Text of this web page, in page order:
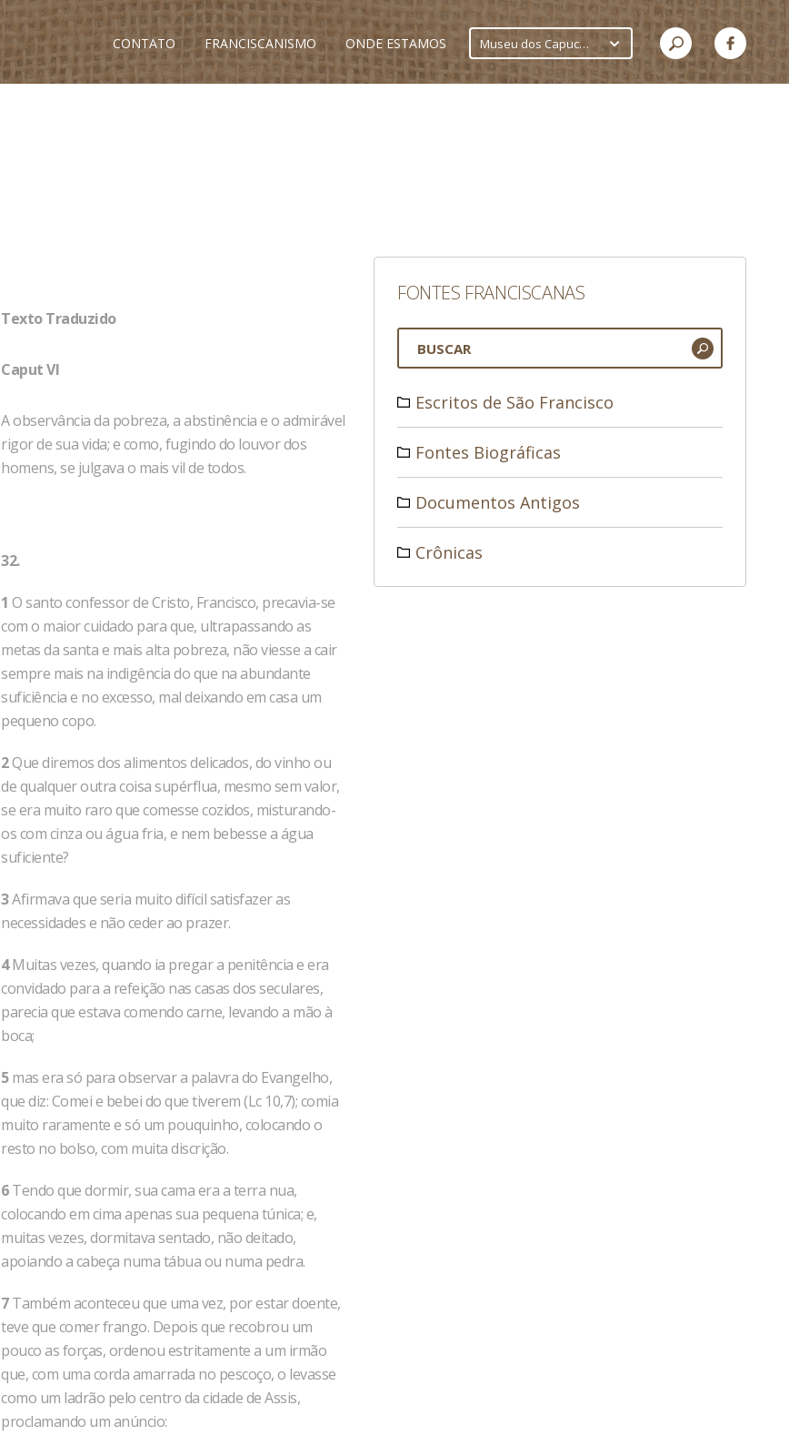
CONTATO FRANCISCANISMO ONDE ESTAMOS Museu dos Capuchinhos
Texto Traduzido
Caput VI
A observância da pobreza, a abstinência e o admirável
rigor de sua vida; e como, fugindo do louvor dos
homens, se julgava o mais vil de todos.
32.
1 O santo confessor de Cristo, Francisco, precavia-se
com o maior cuidado para que, ultrapassando as
metas da santa e mais alta pobreza, não viesse a cair
sempre mais na indigência do que na abundante
suficiência e no excesso, mal deixando em casa um
pequeno copo.
2Que diremos dos alimentos delicados, do vinho ou
de qualquer outra coisa supérflua, mesmo sem valor,
se era muito raro que comesse cozidos, misturando-
os com cinza ou água fria, e nem bebesse a água
suficiente?
3Afirmava que seria muito difícil satisfazer as
necessidades e não ceder ao prazer.
4Muitas vezes, quando ia pregar a penitência e era
convidado para a refeição nas casas dos seculares,
parecia que estava comendo carne, levando a mão à
boca;
5mas era só para observar a palavra do Evangelho,
que diz: Comei e bebei do que tiverem (Lc 10,7); comia
muito raramente e só um pouquinho, colocando o
resto no bolso, com muita discrição.
6Tendo que dormir, sua cama era a terra nua,
colocando em cima apenas sua pequena túnica; e,
muitas vezes, dormitava sentado, não deitado,
apoiando a cabeça numa tábua ou numa pedra.
7Também aconteceu que uma vez, por estar doente,
teve que comer frango. Depois que recobrou um
pouco as forças, ordenou estritamente a um irmão
que, com uma corda amarrada no pescoço, o levasse
como um ladrão pelo cen­tro da cidade de Assis,
proclamando um anúncio:
FONTES FRANCISCANAS
Escritos de São Francisco
Fontes Biográficas
Documentos Antigos
Crônicas